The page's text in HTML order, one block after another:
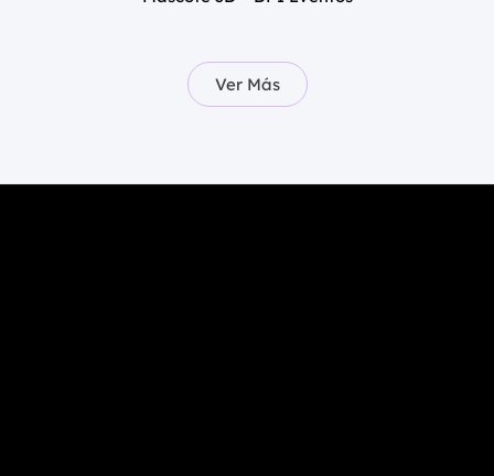
Ver Más